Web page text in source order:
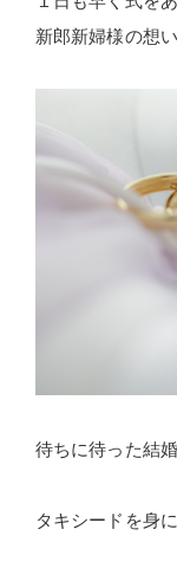
新郎新婦様の想
待ちに待った結
タキシードを身